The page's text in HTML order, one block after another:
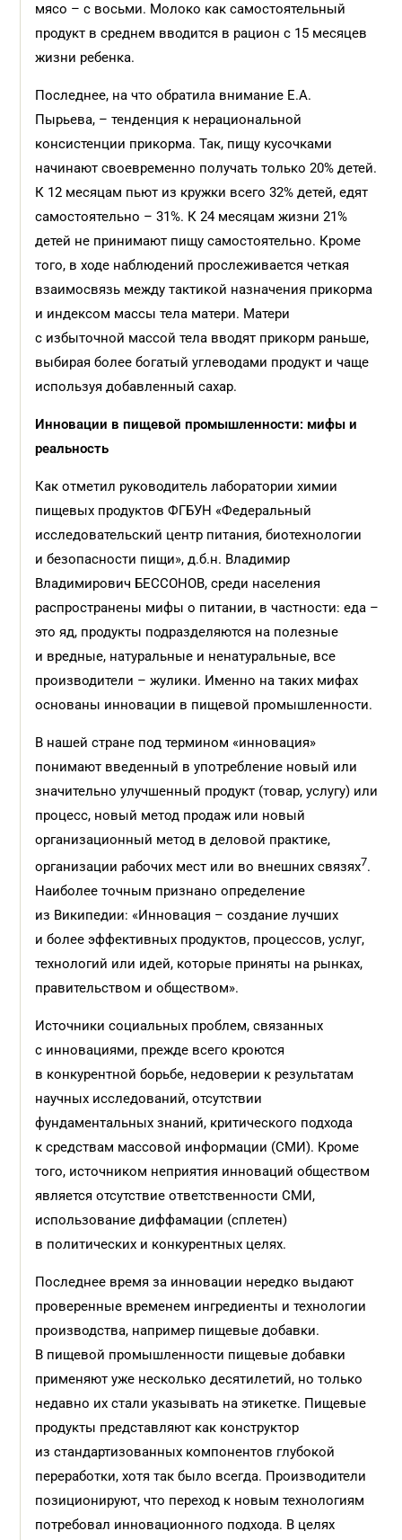
мясо – с восьми. Молоко как самостоятельный
продукт в среднем вводится в рацион с 15 месяцев
жизни ребенка.
Последнее, на что обратила внимание Е.А.
Пырьева, – тенденция к нерациональной
консистенции прикорма. Так, пищу кусочками
начинают своевременно получать только 20% детей.
К 12 месяцам пьют из кружки всего 32% детей, едят
самостоятельно – 31%. К 24 месяцам жизни 21%
детей не принимают пищу самостоятельно. Кроме
того, в ходе наблюдений прослеживается четкая
взаимосвязь между тактикой назначения прикорма
и индексом массы тела матери. Матери
с избыточной массой тела вводят прикорм раньше,
выбирая более богатый углеводами продукт и чаще
используя добавленный сахар.
Инновации в пищевой промышленности: мифы и
реальность
Как отметил руководитель лаборатории химии
пищевых продуктов ФГБУН «Федеральный
исследовательский центр питания, биотехнологии
и безопасности пищи», д.б.н. Владимир
Владимирович БЕССОНОВ, среди населения
распространены мифы о питании, в частности: еда –
это яд, продукты подразделяются на полезные
и вредные, натуральные и ненатуральные, все
производители – жулики. Именно на таких мифах
основаны инновации в пищевой промышленности.
В нашей стране под термином «инновация»
понимают введенный в употребление новый или
значительно улучшенный продукт (товар, услугу) или
процесс, новый метод продаж или новый
организационный метод в деловой практике,
организации рабочих мест или во внешних связях7.
Наиболее точным признано определение
из Википедии: «Инновация – создание лучших
и более эффективных продуктов, процессов, услуг,
технологий или идей, которые приняты на рынках,
правительством и обществом».
Источники социальных проблем, связанных
с инновациями, прежде всего кроются
в конкурентной борьбе, недоверии к результатам
научных исследований, отсутствии
фундаментальных знаний, критического подхода
к средствам массовой информации (СМИ). Кроме
того, источником неприятия инноваций обществом
является отсутствие ответственности СМИ,
использование диффамации (сплетен)
в политических и конкурентных целях.
Последнее время за инновации нередко выдают
проверенные временем ингредиенты и технологии
производства, например пищевые добавки.
В пищевой промышленности пищевые добавки
применяют уже несколько десятилетий, но только
недавно их стали указывать на этикетке. Пищевые
продукты представляют как конструктор
из стандартизованных компонентов глубокой
переработки, хотя так было всегда. Производители
позиционируют, что переход к новым технологиям
потребовал инновационного подхода. В целях